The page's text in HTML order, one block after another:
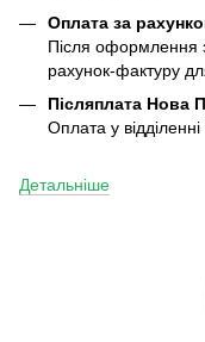
Оплата за
Після оформлення
рахунок-фактуру
Післяплата Нова
Оплата у
Детальніше